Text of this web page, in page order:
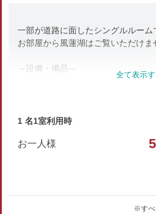
一部が道路に面したシングルルーム
お部屋から風蓮湖はご覧いただけま
～設備・備品～
バス、トイレ、冷蔵庫、シンク、電
※タオル、歯ブラシ、髭剃りなどの
1 名1室利用時
お一人様
※すべ